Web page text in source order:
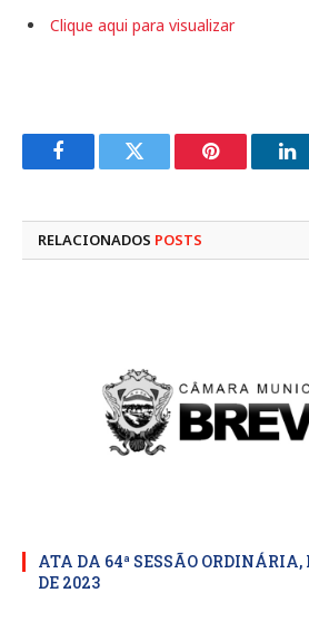
Clique aqui para visualizar
FacebookTwitter Pinterest
RELACIONADOS POSTS
ATA DA 64ª SESSÃO ORDINÁRIA,
DE 2023